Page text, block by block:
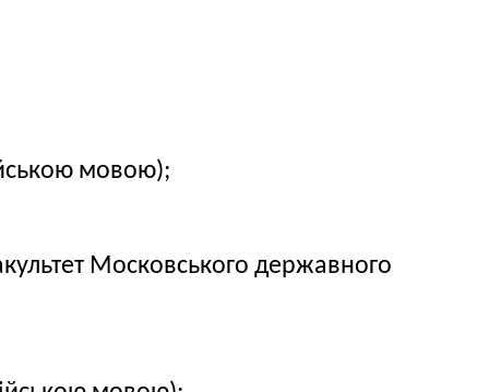
мовою);
Московського державного